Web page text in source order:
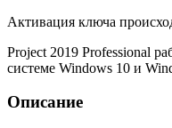
Активация ключа
Project 2019 Professional
системе Windows 10 и
Описание